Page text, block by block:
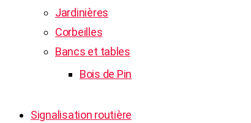
Jardinières
Corbeilles
Bancs et tables
Bois de Pin
Signalisation routière